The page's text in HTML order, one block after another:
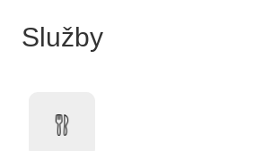
Služby